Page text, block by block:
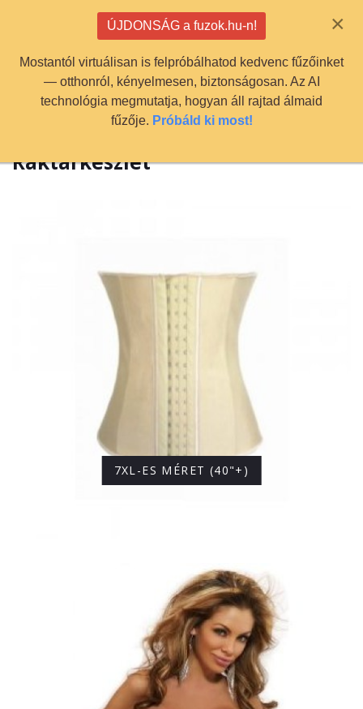
info@fuzok.hu
Raktárkészlet
7XL-ES MÉRET (40"+)
×
ÚJDONSÁG a fuzok.hu-n!
Mostantól virtuálisan is felpróbálhatod kedvenc fűzőinket
— otthonról, kényelmesen, biztonságosan. Az AI
technológia megmutatja, hogyan áll rajtad álmaid
fűzője. Próbáld ki most!